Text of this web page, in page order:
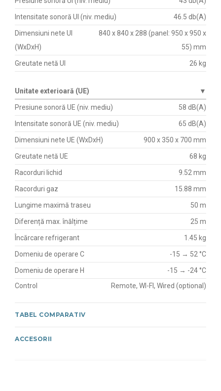
Intensitate sonoră UI (niv. mediu) 46.5 db(A)
Dimensiuni nete UI
(WxDxH)
840 x 840 x 288 (panel: 950 x 950 x
55) mm
Greutate netă UI 26 kg
Unitate exterioară (UE) ▼
Presiune sonoră UE (niv. mediu) 58 dB(A)
Intensitate sonoră UE (niv. mediu) 65 dB(A)
Dimensiuni nete UE (WxDxH) 900 x 350 x 700 mm
Greutate netă UE 68 kg
Racorduri lichid 9.52 mm
Racorduri gaz 15.88 mm
Lungime maximă traseu 50 m
Diferență max. înălțime 25 m
Încărcare refrigerant 1.45 kg
Domeniu de operare C -15 → 52 °C
Domeniu de operare H
-15 → -24 °C
Control
Remote, WI-FI, Wired (optional)
TABEL COMPARATIV
ACCESORII